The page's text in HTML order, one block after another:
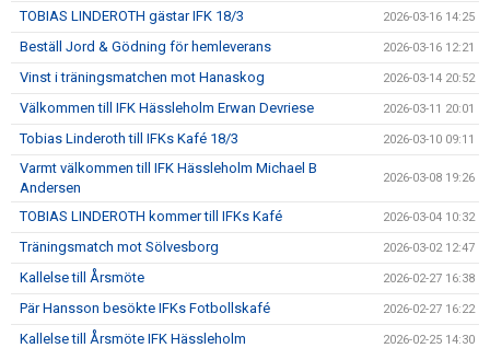
TOBIAS LINDEROTH gästar IFK 18/3 2026-03-16 14:25
Beställ Jord & Gödning för hemleverans 2026-03-16 12:21
Vinst i träningsmatchen mot Hanaskog 2026-03-14 20:52
Välkommen till IFK Hässleholm Erwan Devriese 2026-03-11 20:01
Tobias Linderoth till IFKs Kafé 18/3 2026-03-10 09:11
Varmt välkommen till IFK Hässleholm Michael B
Andersen
2026-03-08 19:26
TOBIAS LINDEROTH kommer till IFKs Kafé 2026-03-04 10:32
Träningsmatch mot Sölvesborg 2026-03-02 12:47
Kallelse till Årsmöte 2026-02-27 16:38
Pär Hansson besökte IFKs Fotbollskafé 2026-02-27 16:22
Kallelse till Årsmöte IFK Hässleholm 2026-02-25 14:30